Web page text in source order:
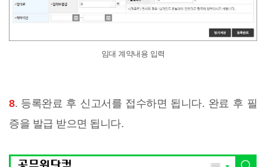
임대 계약내용 입력
8. 등록완료 후 신고서를 접수하면 됩니다. 완료 후 필
증을 발급 받으면 됩니다.